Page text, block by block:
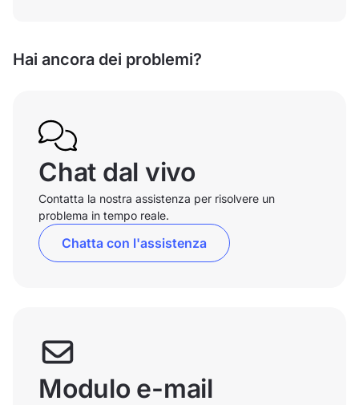
Hai ancora dei problemi?
Chat dal vivo
Contatta la nostra assistenza per risolvere un
problema in tempo reale.
Chatta con l'assistenza
Modulo e-mail